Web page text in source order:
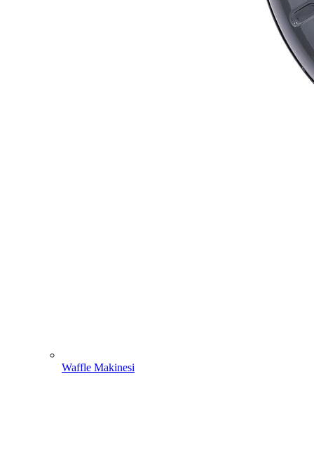
Waffle Makinesi